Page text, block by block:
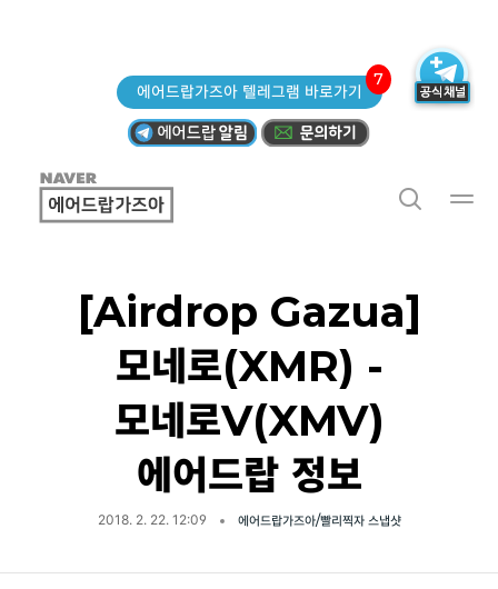
에어드랍가즈아 텔레그램 바로가기
7
[Airdrop Gazua]
모네로(XMR) -
모네로V(XMV)
에어드랍 정보
2018. 2. 22. 12:09 에어드랍가즈아/빨리찍자 스냅샷